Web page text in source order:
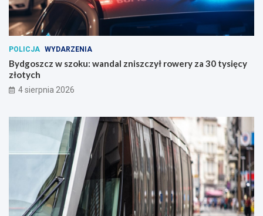
POLICJA WYDARZENIA
Bydgoszcz w szoku: wandal zniszczył rowery za 30 tysięcy
złotych
4 sierpnia 2026